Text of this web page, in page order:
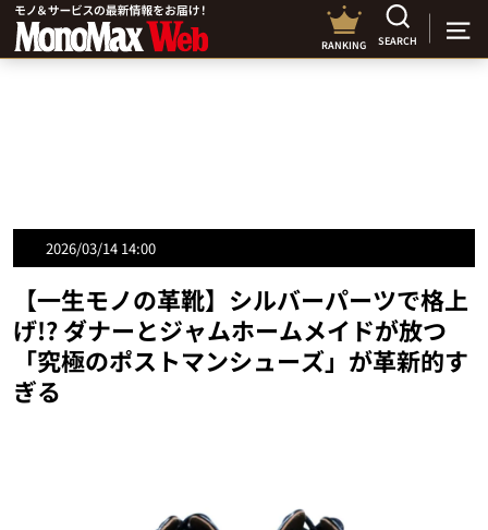
RANKING SEARCH
2026/03/14 14:00
【一生モノの革靴】シルバーパーツで格上
げ!? ダナーとジャムホームメイドが放つ
「究極のポストマンシューズ」が革新的す
ぎる